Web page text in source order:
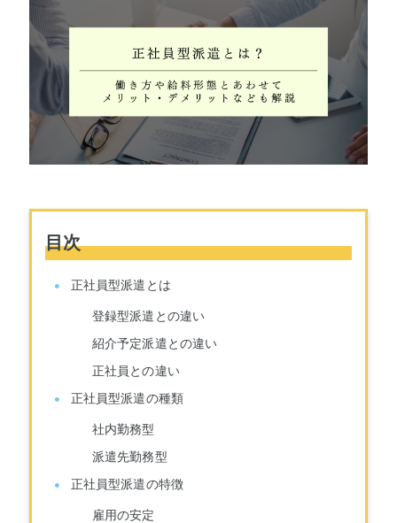
目次
正社員型派遣とは
登録型派遣との違い
紹介予定派遣との違い
正社員との違い
正社員型派遣の種類
社内勤務型
派遣先勤務型
正社員型派遣の特徴
雇用の安定